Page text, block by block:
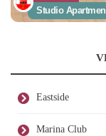
Studio
Eastside
Marina Club